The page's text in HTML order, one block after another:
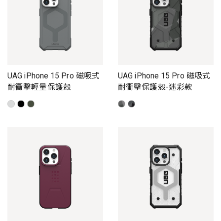
UAG iPhone 15 Pro 磁吸式
耐衝擊輕量保護殼
UAG iPhone 15 Pro 磁吸式
耐衝擊保護殼-迷彩款